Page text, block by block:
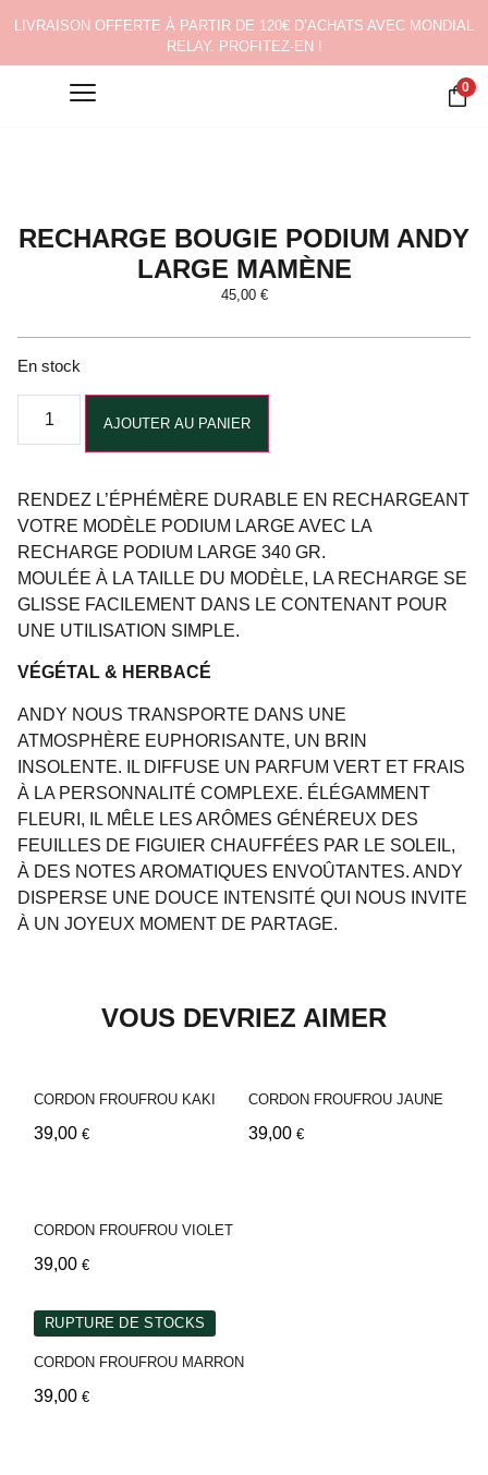
LIVRAISON OFFERTE À PARTIR DE 120€ D’ACHATS AVEC MONDIAL
RELAY. PROFITEZ-EN !
0
RECHARGE BOUGIE PODIUM ANDY
LARGE MAMÈNE
45,00 €
En stock
AJOUTER AU PANIER
RENDEZ L’ÉPHÉMÈRE DURABLE EN RECHARGEANT
VOTRE MODÈLE PODIUM LARGE AVEC LA
RECHARGE PODIUM LARGE 340 GR.
MOULÉE À LA TAILLE DU MODÈLE, LA RECHARGE SE
GLISSE FACILEMENT DANS LE CONTENANT POUR
UNE UTILISATION SIMPLE.
VÉGÉTAL & HERBACÉ
ANDY NOUS TRANSPORTE DANS UNE
ATMOSPHÈRE EUPHORISANTE, UN BRIN
INSOLENTE. IL DIFFUSE UN PARFUM VERT ET FRAIS
À LA PERSONNALITÉ COMPLEXE. ÉLÉGAMMENT
FLEURI, IL MÊLE LES ARÔMES GÉNÉREUX DES
FEUILLES DE FIGUIER CHAUFFÉES PAR LE SOLEIL,
À DES NOTES AROMATIQUES ENVOÛTANTES. ANDY
DISPERSE UNE DOUCE INTENSITÉ QUI NOUS INVITE
À UN JOYEUX MOMENT DE PARTAGE.
VOUS DEVRIEZ AIMER
CORDON FROUFROU KAKI
39,00 €
CORDON FROUFROU JAUNE
39,00 €
CORDON FROUFROU VIOLET
39,00 €
RUPTURE DE STOCKS
CORDON FROUFROU MARRON
39,00 €